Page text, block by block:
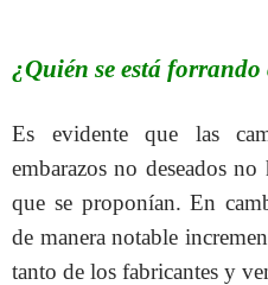
¿Quién se está forrando
Es evidente que las
embarazos no deseados
que se proponían. En
de manera notable
tanto de los fabricantes y